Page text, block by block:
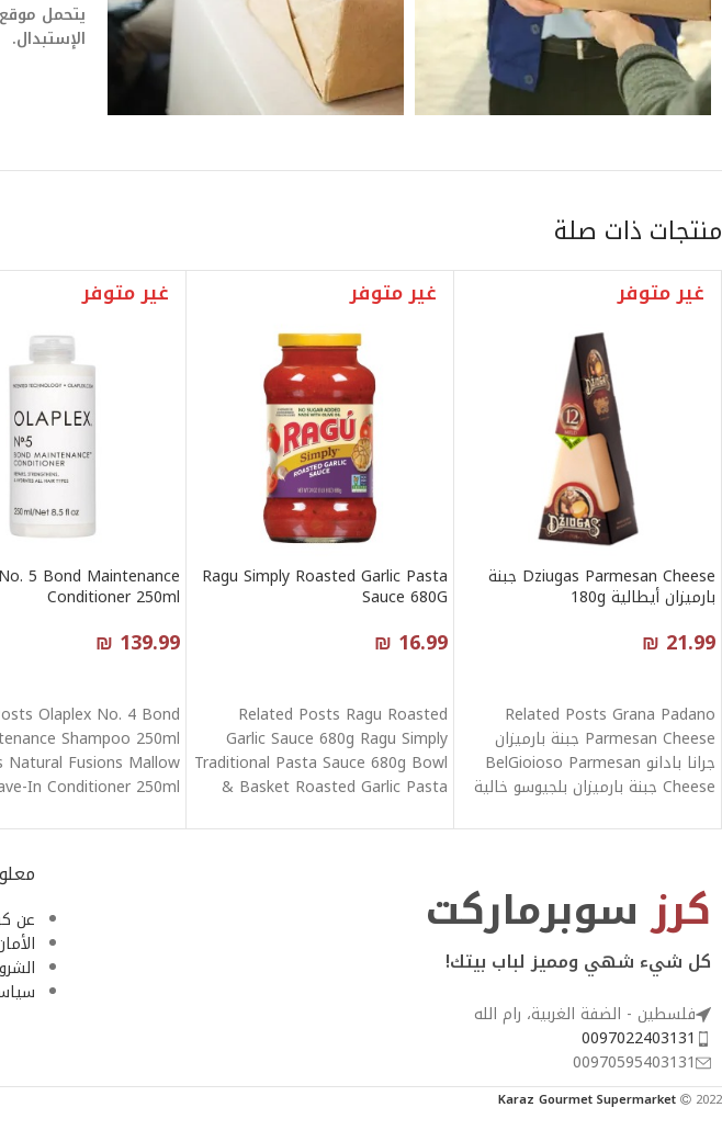
يتحمل
الإستبدال.
منتجات ذات صلة
غير متوفر
Dziugas Parmesan Cheese جبنة
بارميزان أيطالية 180g
₪ 21.99
Related Posts Grana Padano
Parmesan Cheese جبنة بارميزان
جرانا بادانو BelGioioso Parmesan
Cheese جبنة بارميزان بلجيوسو خالية
غير متوفر
Ragu Simply Roasted Garlic Pasta
Sauce 680G
₪ 16.99
Related Posts Ragu Roasted
Garlic Sauce 680g Ragu Simply
Traditional Pasta Sauce 680g Bowl
& Basket Roasted Garlic Pasta
غير متوفر
5 Bond Maintenance
Conditioner 250ml
₪ 139.99
Olaplex No. 4 Bond
Shampoo 250ml
Natural Fusions Mallow
In Conditioner 250ml
كرز سوبرماركت
كل شيء شهي ومميز لباب بيتك!
فلسطين - الضفة الغربية، رام الله
0097022403131
00970595403131
عن
Karaz Gourmet Supermarket 2022